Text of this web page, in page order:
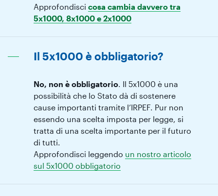
Approfondisci cosa cambia davvero tra
5x1000, 8x1000 e 2x1000
Il 5x1000 è obbligatorio?
No, non è obbligatorio. Il 5x1000 è una
possibilità che lo Stato dà di sostenere
cause importanti tramite l’IRPEF. Pur non
essendo una scelta imposta per legge, si
tratta di una scelta importante per il futuro
di tutti.
Approfondisci leggendo un nostro articolo
sul 5x1000 obbligatorio